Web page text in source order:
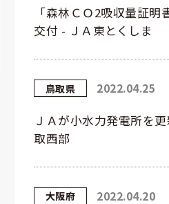
「森林ＣＯ2吸収量証明
交付 - ＪＡ東とくしま
鳥取県 2022.04.25
ＪＡが小水力発電所を
取西部
大阪府 2022.04.20